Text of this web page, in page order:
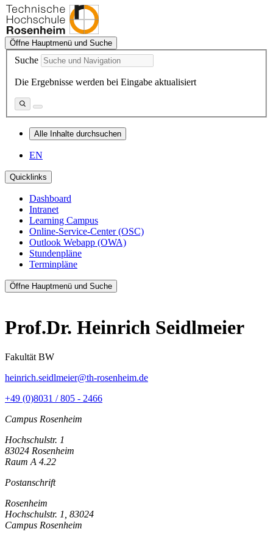
Öffne Hauptmenü und Suche
Suche
Die Ergebnisse werden bei Eingabe aktualisiert
Alle Inhalte durchsuchen
EN
Quicklinks
Dashboard
Intranet
Learning Campus
Online-Service-Center (OSC)
Outlook Webapp (OWA)
Stundenpläne
Terminpläne
Öffne Hauptmenü und Suche
Prof.Dr. Heinrich Seidlmeier
Fakultät BW
heinrich.seidlmeier@th-rosenheim.de
+49 (0)8031 / 805 - 2466
Campus Rosenheim
Hochschulstr. 1
83024 Rosenheim
Raum A 4.22
Postanschrift
Rosenheim
Hochschulstr. 1, 83024
Campus Rosenheim